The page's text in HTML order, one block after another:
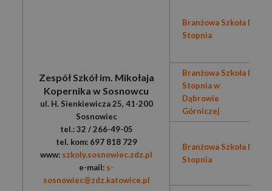
Zespół Szkół im. Mikołaja
Kopernika w Sosnowcu
ul. H. Sienkiewicza 25, 41-200
Sosnowiec
tel.: 32 / 266-49-05
tel. kom: 697 818 729
www: szkoly.sosnowiec.zdz.pl
e-mail: s-
sosnowiec@zdz.katowice.pl
Branżowa Szkoła I
Stopnia
Branżowa Szkoła I
Stopnia w
Dąbrowie
Górniczej
Branżowa Szkoła II
Stopnia